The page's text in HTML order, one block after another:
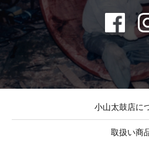
小山太鼓店に
取扱い商